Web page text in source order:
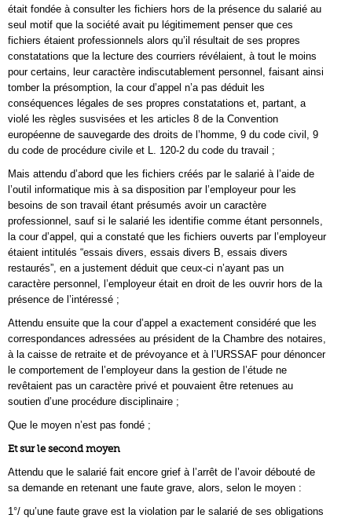
était fondée à consulter les fichiers hors de la présence du salarié au
seul motif que la société avait pu légitimement penser que ces
fichiers étaient professionnels alors qu’il résultait de ses propres
constatations que la lecture des courriers révélaient, à tout le moins
pour certains, leur caractère indiscutablement personnel, faisant ainsi
tomber la présomption, la cour d’appel n’a pas déduit les
conséquences légales de ses propres constatations et, partant, a
violé les règles susvisées et les articles 8 de la Convention
européenne de sauvegarde des droits de l’homme, 9 du code civil, 9
du code de procédure civile et L. 120-2 du code du travail ;
Mais attendu d’abord que les fichiers créés par le salarié à l’aide de
l’outil informatique mis à sa disposition par l’employeur pour les
besoins de son travail étant présumés avoir un caractère
professionnel, sauf si le salarié les identifie comme étant personnels,
la cour d’appel, qui a constaté que les fichiers ouverts par l’employeur
étaient intitulés “essais divers, essais divers B, essais divers
restaurés”, en a justement déduit que ceux-ci n’ayant pas un
caractère personnel, l’employeur était en droit de les ouvrir hors de la
présence de l’intéressé ;
Attendu ensuite que la cour d’appel a exactement considéré que les
correspondances adressées au président de la Chambre des notaires,
à la caisse de retraite et de prévoyance et à l’URSSAF pour dénoncer
le comportement de l’employeur dans la gestion de l’étude ne
revêtaient pas un caractère privé et pouvaient être retenues au
soutien d’une procédure disciplinaire ;
Que le moyen n’est pas fondé ;
Et sur le second moyen
Attendu que le salarié fait encore grief à l’arrêt de l’avoir débouté de
sa demande en retenant une faute grave, alors, selon le moyen :
1°/ qu’une faute grave est la violation par le salarié de ses obligations